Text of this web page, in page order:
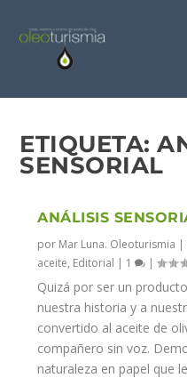
ETIQUETA:
SENSORIAL
ANÁLISIS
por Mar Luna. Oleoturismia |
aceite, Editorial | 1 |
Quizá por ser un
nuestra historia y a
convertido al aceite de
compañero sin voz.
naturaleza en papel que